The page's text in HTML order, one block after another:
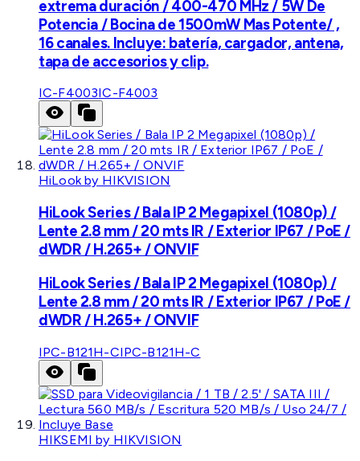
extrema duración / 400-470 MHz / 5W De
Potencia / Bocina de 1500mW Mas Potente/ ,
16 canales. Incluye: batería, cargador, antena,
tapa de accesorios y clip.
IC-F4003IC-F4003
HiLook by HIKVISION
HiLook Series / Bala IP 2 Megapixel (1080p) /
Lente 2.8 mm / 20 mts IR / Exterior IP67 / PoE /
dWDR / H.265+ / ONVIF
HiLook Series / Bala IP 2 Megapixel (1080p) /
Lente 2.8 mm / 20 mts IR / Exterior IP67 / PoE /
dWDR / H.265+ / ONVIF
IPC-B121H-CIPC-B121H-C
HIKSEMI by HIKVISION